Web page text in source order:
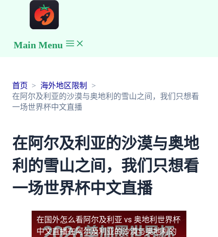
Main Menu
首页
海外地区限制
在阿尔及利亚的沙漠与奥地利的雪山之间，我们只想看
一场世界杯中文直播
在阿尔及利亚的沙漠与奥地
利的雪山之间，我们只想看
一场世界杯中文直播
在国外怎么看阿尔及利亚 vs 奥地利世界杯
中文直播在阿尔及利亚的沙漠与奥地利的